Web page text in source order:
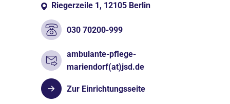
Riegerzeile 1, 12105 Berlin
030 70200-999
ambulante-pflege-
mariendorf(at)jsd.de
Zur Einrichtungsseite